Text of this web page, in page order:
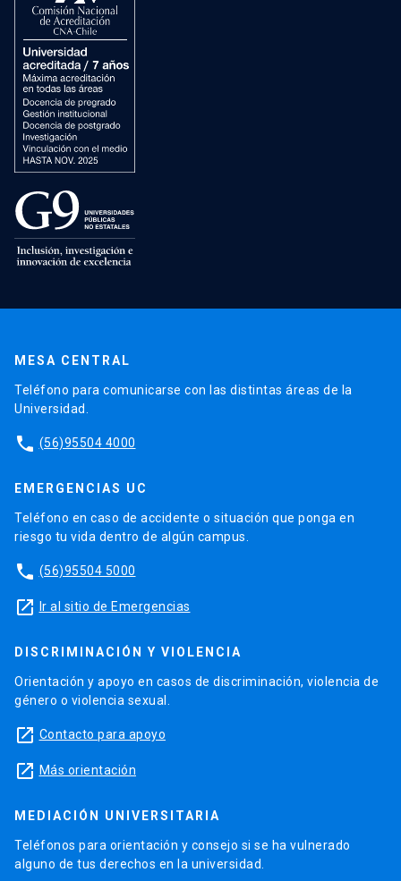
MESA CENTRAL
Teléfono para comunicarse con las distintas áreas de la
Universidad.
phone (56)95504 4000
EMERGENCIAS UC
Teléfono en caso de accidente o situación que ponga en
riesgo tu vida dentro de algún campus.
phone (56)95504 5000
launch Ir al sitio de Emergencias
DISCRIMINACIÓN Y VIOLENCIA
Orientación y apoyo en casos de discriminación, violencia de
género o violencia sexual.
launch Contacto para apoyo
launch Más orientación
MEDIACIÓN UNIVERSITARIA
Teléfonos para orientación y consejo si se ha vulnerado
alguno de tus derechos en la universidad.